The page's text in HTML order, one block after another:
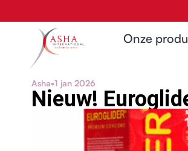
naar
Onze
Asha•1 jan 2026
Nieuw!